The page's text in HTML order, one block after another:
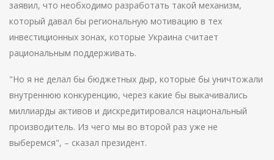
заявил, что необходимо разработать такой механизм,
который давал бы региональную мотивацию в тех
инвестиционных зонах, которые Украина считает
рациональным поддерживать.
"Но я не делал бы бюджетных дыр, которые бы уничтожали
внутреннюю конкуренцию, через какие бы выкачивались
миллиарды активов и дискредитировался национальный
производитель. Из чего мы во второй раз уже не
выберемся", – сказал президент.